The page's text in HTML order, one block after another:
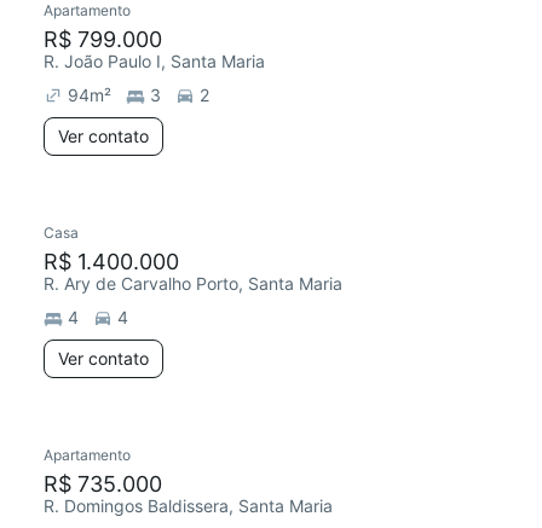
Apartamento
R$ 799.000
R. João Paulo I, Santa Maria
94m² 3
2
Ver contato
Casa
R$ 1.400.000
R. Ary de Carvalho Porto, Santa Maria
4
4
Ver contato
Apartamento
R$ 735.000
R. Domingos Baldissera, Santa Maria